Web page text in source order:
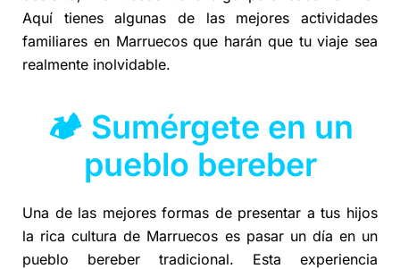
Aquí tienes algunas de las mejores actividades
familiares en Marruecos que harán que tu viaje sea
realmente inolvidable.
🏕️ Sumérgete en un
pueblo bereber
Una de las mejores formas de presentar a tus hijos
la rica cultura de Marruecos es pasar un día en un
pueblo bereber tradicional. Esta experiencia